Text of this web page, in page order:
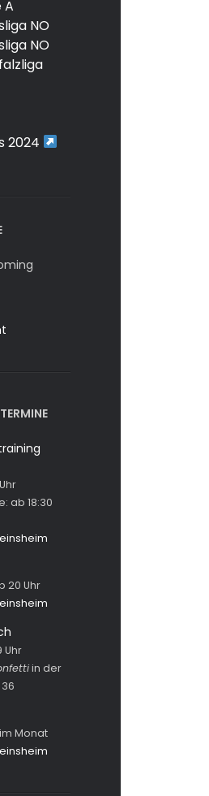
A
NO
NO
2024
ab 18:30
20 Uhr
Uhr
in der
Monat